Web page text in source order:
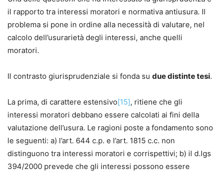
il rapporto tra interessi moratori e normativa antiusura. Il
problema si pone in ordine alla necessità di valutare, nel
calcolo dell’usurarietà degli interessi, anche quelli
moratori.
Il contrasto giurisprudenziale si fonda su due distinte tesi.
La prima, di carattere estensivo[15], ritiene che gli
interessi moratori debbano essere calcolati ai fini della
valutazione dell’usura. Le ragioni poste a fondamento sono
le seguenti: a) l’art. 644 c.p. e l’art. 1815 c.c. non
distinguono tra interessi moratori e corrispettivi; b) il d.lgs
394/2000 prevede che gli interessi possono essere